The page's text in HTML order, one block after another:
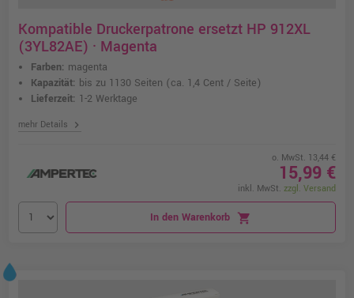
Kompatible Druckerpatrone ersetzt HP 912XL
(3YL82AE) · Magenta
Farben: magenta
Kapazität: bis zu 1130 Seiten (ca. 1,4 Cent / Seite)
Lieferzeit: 1-2 Werktage
mehr Details chevron_right
o. MwSt. 13,44 €
15,99 €
inkl. MwSt. zzgl. Versand
In den Warenkorb shopping_cart